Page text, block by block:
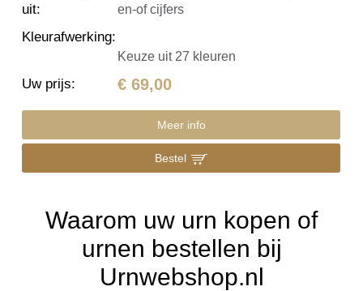
uit:
en-of cijfers
Kleurafwerking:
Keuze uit 27 kleuren
Uw prijs: € 69,00
Meer info
Bestel
Waarom uw urn kopen of
urnen bestellen bij
Urnwebshop.nl